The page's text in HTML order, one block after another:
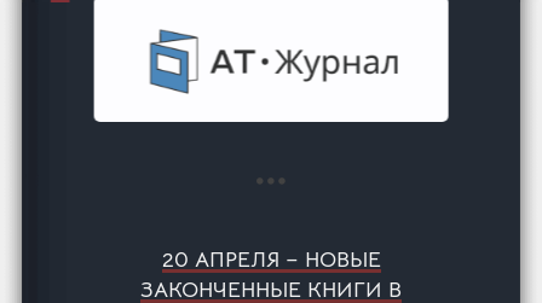
20 АПРЕЛЯ – НОВЫЕ
ЗАКОНЧЕННЫЕ КНИГИ В